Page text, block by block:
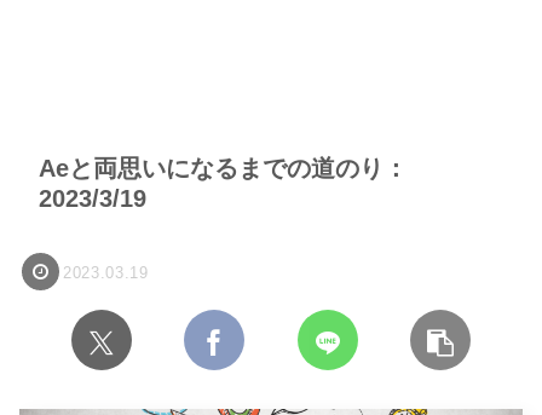
Aeと両思いになるまでの道のり：
2023/3/19
2023.03.19